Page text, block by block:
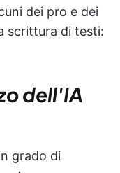
dei pro e dei
scrittura di testi:
dell'IA
grado di